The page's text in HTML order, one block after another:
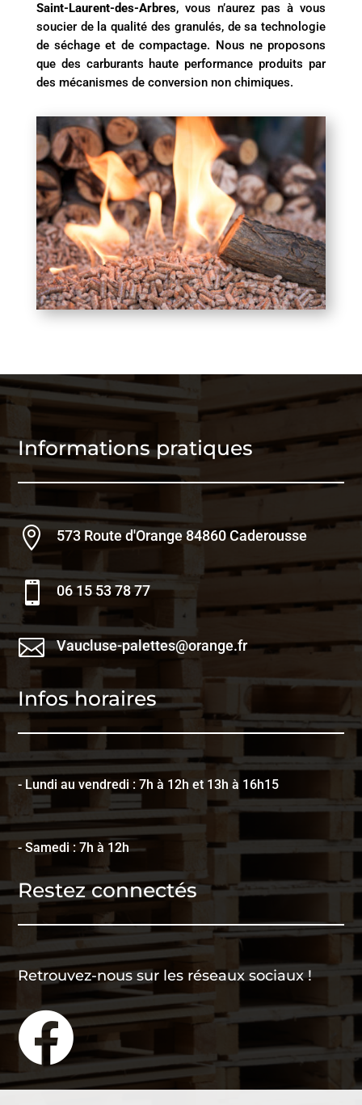
Saint-Laurent-des-Arbres, vous n’aurez pas à vous
soucier de la qualité des granulés, de sa technologie
de séchage et de compactage. Nous ne proposons
que des carburants haute performance produits par
des mécanismes de conversion non chimiques.
Informations pratiques
 573 Route d'Orange 84860 Caderousse
 06 15 53 78 77
 Vaucluse-palettes@orange.fr
Infos horaires
- Lundi au vendredi : 7h à 12h et 13h à 16h15
- Samedi : 7h à 12h
Restez connectés
Retrouvez-nous sur les réseaux sociaux !
